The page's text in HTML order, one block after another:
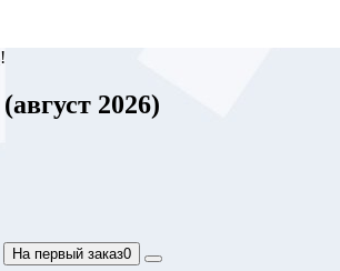
!
2026)
На первый заказ0